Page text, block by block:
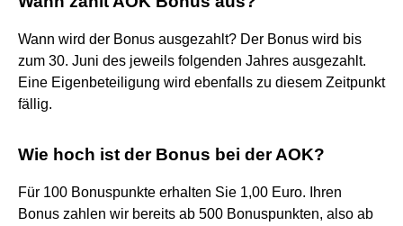
Wann wird der Bonus ausgezahlt? Der Bonus wird bis
zum 30. Juni des jeweils folgenden Jahres ausgezahlt.
Eine Eigenbeteiligung wird ebenfalls zu diesem Zeitpunkt
fällig.
Wie hoch ist der Bonus bei der AOK?
Für 100 Bonuspunkte erhalten Sie 1,00 Euro. Ihren
Bonus zahlen wir bereits ab 500 Bonuspunkten, also ab